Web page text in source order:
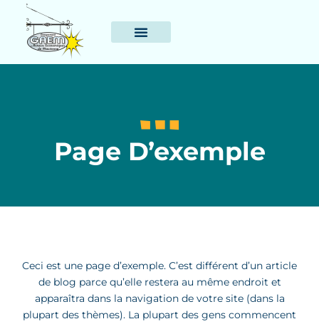
Page D’exemple
Ceci est une page d’exemple. C’est différent d’un article
de blog parce qu’elle restera au même endroit et
apparaîtra dans la navigation de votre site (dans la
plupart des thèmes). La plupart des gens commencent